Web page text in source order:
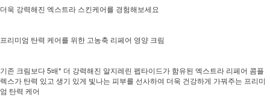
더욱 강력해진 엑스트라 스킨케어를 경험해보세요
프리미엄 탄력 케어를 위한 고농축 리페어 영양 크림
기존 크림보다 5배* 더 강력해진 알지레린 펩타이드가 함유된 엑스트라 리페어 콤플
렉스가 탄력 있고 생기 있게 빛나는 피부를 선사하여 더욱 건강하게 가꿔주는 프리미
엄 탄력 케어